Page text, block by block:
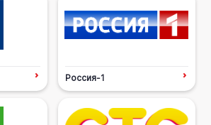
Россия-1